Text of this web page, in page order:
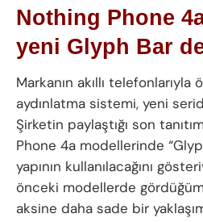
Nothing Phone
yeni Glyph Bar
Markanın akıllı
aydınlatma sistemi, yeni
Şirketin paylaştığı son
Phone 4a modellerinde
yapının kullanılacağını
önceki modellerde
aksine daha sade bir